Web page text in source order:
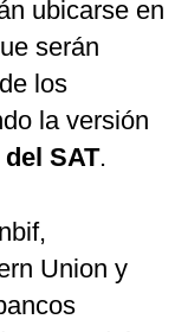
ubicarse en
serán
los
la versión
SAT.
Union y